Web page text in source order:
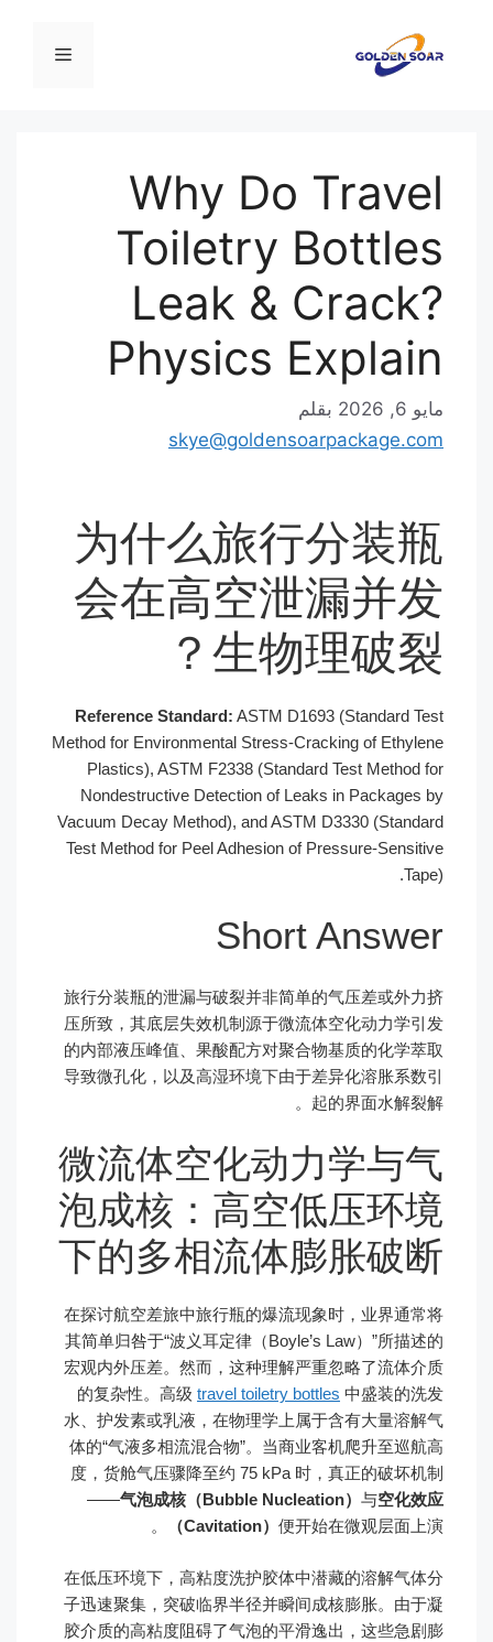
المحتوى
القائمة
Why Do Travel
Toiletry Bottles
Leak & Crack?
Physics Explain
مايو 6, 2026
بقلم
skye@goldensoarpackage.com
为什么旅行分装瓶
会在高空泄漏并发
生物理破裂？
Reference Standard: ASTM D1693 (Standard Test
Method for Environmental Stress-Cracking of Ethylene
Plastics), ASTM F2338 (Standard Test Method for
Nondestructive Detection of Leaks in Packages by
Vacuum Decay Method), and ASTM D3330 (Standard
Test Method for Peel Adhesion of Pressure-Sensitive
Tape).
Short Answer
旅行分装瓶的泄漏与破裂并非简单的气压差或外力挤
压所致，其底层失效机制源于微流体空化动力学引发
的内部液压峰值、果酸配方对聚合物基质的化学萃取
导致微孔化，以及高湿环境下由于差异化溶胀系数引
起的界面水解裂解。
微流体空化动力学与气
泡成核：高空低压环境
下的多相流体膨胀破断
在探讨航空差旅中旅行瓶的爆流现象时，业界通常将
其简单归咎于“波义耳定律（Boyle’s Law）”所描述的
宏观内外压差。然而，这种理解严重忽略了流体介质
的复杂性。高级 travel toiletry bottles 中盛装的洗发
水、护发素或乳液，在物理学上属于含有大量溶解气
体的“气液多相流混合物”。当商业客机爬升至巡航高
度，货舱气压骤降至约 75 kPa 时，真正的破坏机制
——气泡成核（Bubble Nucleation） 与空化效应
（Cavitation） 便开始在微观层面上演。
在低压环境下，高粘度洗护胶体中潜藏的溶解气体分
子迅速聚集，突破临界半径并瞬间成核膨胀。由于凝
胶介质的高粘度阻碍了气泡的平滑逸出，这些急剧膨